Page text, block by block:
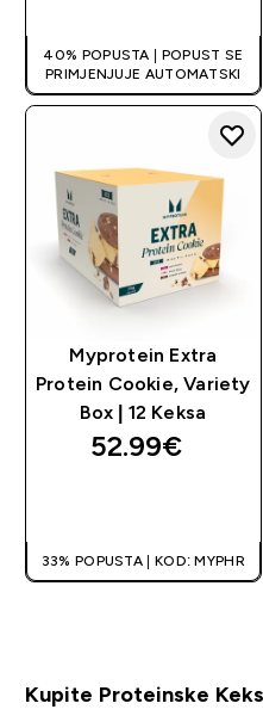
40% POPUSTA | POPUST SE
PRIMJENJUJE AUTOMATSKI
Myprotein Extra
Protein Cookie, Variety
Box | 12 Keksa
52.99€‎
33% POPUSTA | KOD: MYPHR
Kupite Proteinske